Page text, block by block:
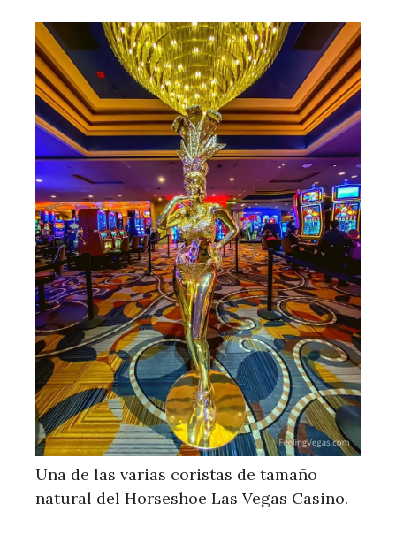
Una de las varias coristas de tamaño
natural del Horseshoe Las Vegas Casino.